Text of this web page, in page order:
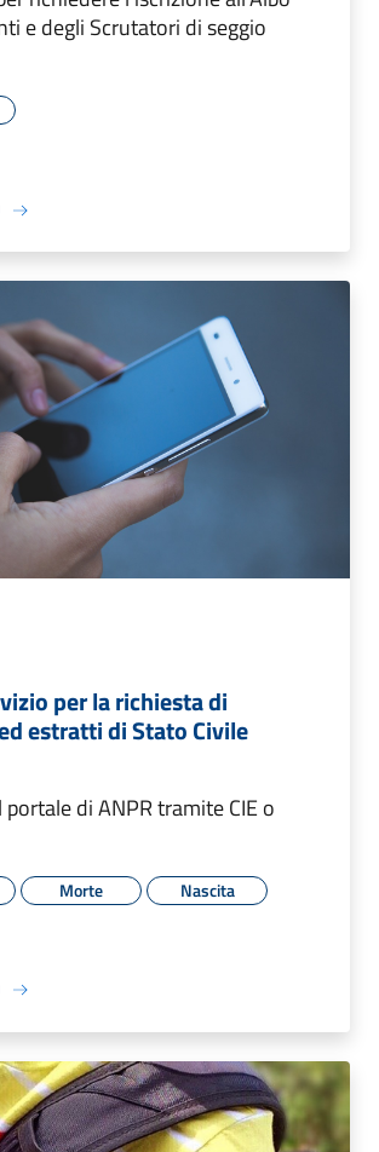
e degli Scrutatori di seggio
per la richiesta di
estratti di Stato Civile
di ANPR tramite CIE o
Morte Nascita